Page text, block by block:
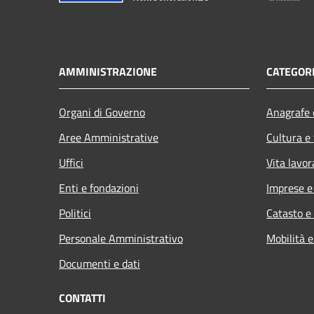
AMMINISTRAZIONE
Organi di Governo
Aree Amministrative
Uffici
Enti e fondazioni
Politici
Personale Amministrativo
Documenti e dati
Cultura
Vita
Imprese
Catasto
Mobilità
CONTATTI